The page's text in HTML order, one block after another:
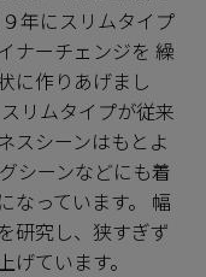
年にスリムタイプ
ナーチェンジを 繰
に作りあげまし
リムタイプが従来
スシーンはもとよ
シーンなどにも着
なっています。 幅
研究し、狭すぎず
ています。